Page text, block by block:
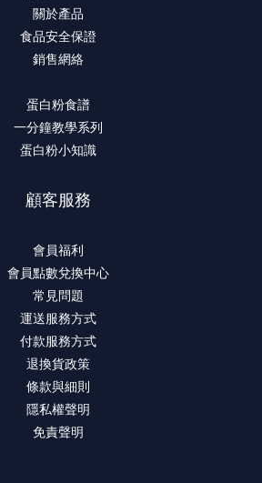
關於產品
食品安全保證
銷售網絡
蛋白粉食譜
一分鐘教學系列
蛋白粉小知識
顧客服務
會員福利
會員點數兌換中心
常見問題
運送服務方式
付款服務方式
退換貨政策
條款與細則
隱私權聲明
免責聲明